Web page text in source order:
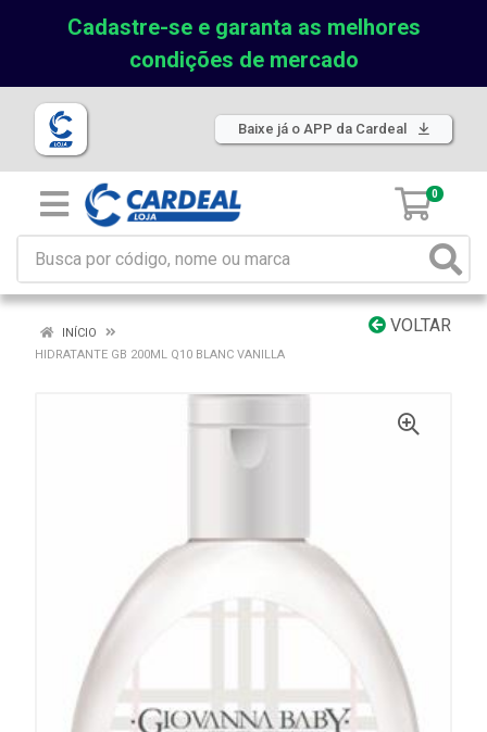
Cadastre-se e garanta as melhores
condições de mercado
Baixe já o APP da Cardeal
0
VOLTAR
INÍCIO
HIDRATANTE GB 200ML Q10 BLANC VANILLA